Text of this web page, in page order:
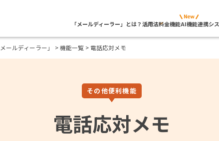
「メールディーラー」とは？活用法料金機能AI機能連携シ
ールディーラー」 >機能一覧 > 電話応対メモ
その他便利機能
電話応対メモ